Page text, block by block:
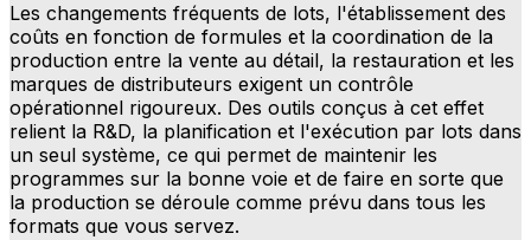
Les changements fréquents de lots, l'établissement des
coûts en fonction de formules et la coordination de la
production entre la vente au détail, la restauration et les
marques de distributeurs exigent un contrôle
opérationnel rigoureux. Des outils conçus à cet effet
relient la R&D, la planification et l'exécution par lots dans
un seul système, ce qui permet de maintenir les
programmes sur la bonne voie et de faire en sorte que
la production se déroule comme prévu dans tous les
formats que vous servez.